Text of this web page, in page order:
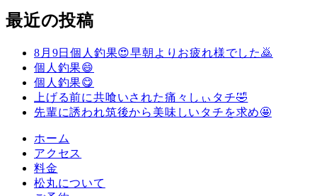
最近の投稿
8月9日個人釣果😍早朝よりお疲れ様でした🙇
個人釣果😄
個人釣果😋
上げる前に共喰いされた痛々しぃタチ🤣
先輩に誘われ筑後から美味しいタチを求め🤩
ホーム
アクセス
料金
松丸について